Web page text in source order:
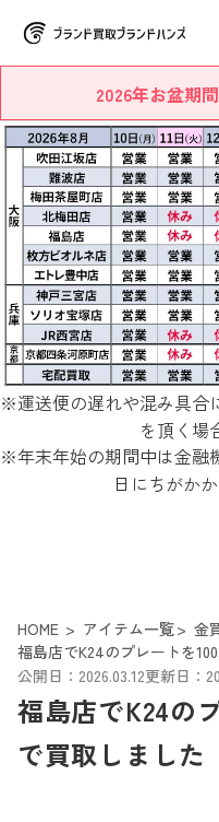
2026年お盆期
※運送便の遅れや混み具合
を頂く場
※年末年始の期間中は金融
日にちがか
HOME アイテム一覧 金
福島店でK24のプレートを
公開日：2026.03.12更新日：
福島店でK24の
で買取しました